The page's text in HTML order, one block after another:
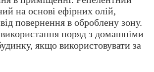
на основі ефірних олій,
повернення в оброблену зону.
поряд з домашніми
якщо використовувати за